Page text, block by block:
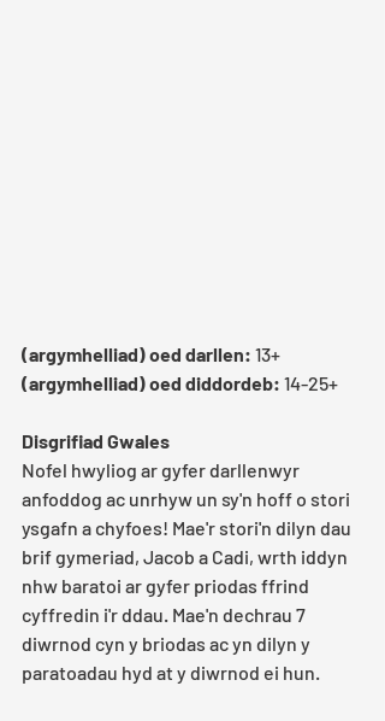
(argymhelliad) oed darllen: 13+
(argymhelliad) oed diddordeb: 14-25+
Disgrifiad Gwales
Nofel hwyliog ar gyfer darllenwyr
anfoddog ac unrhyw un sy'n hoff o stori
ysgafn a chyfoes! Mae'r stori'n dilyn dau
brif gymeriad, Jacob a Cadi, wrth iddyn
nhw baratoi ar gyfer priodas ffrind
cyffredin i'r ddau. Mae'n dechrau 7
diwrnod cyn y briodas ac yn dilyn y
paratoadau hyd at y diwrnod ei hun.